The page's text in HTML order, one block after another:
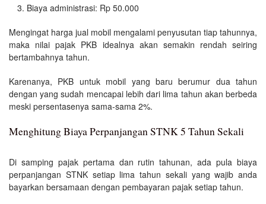
Biaya administrasi: Rp 50.000
Mengingat harga jual mobil mengalami penyusutan tiap tahunnya,
maka nilai pajak PKB idealnya akan semakin rendah seiring
bertambahnya tahun.
Karenanya, PKB untuk mobil yang baru berumur dua tahun
dengan yang sudah mencapai lebih dari lima tahun akan berbeda
meski persentasenya sama-sama 2%.
Menghitung Biaya Perpanjangan STNK 5 Tahun Sekali
Di samping pajak pertama dan rutin tahunan, ada pula biaya
perpanjangan STNK setiap lima tahun sekali yang wajib anda
bayarkan bersamaan dengan pembayaran pajak setiap tahun.